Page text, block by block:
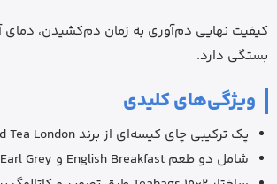
کیفیت نهایی دم‌آوری به زمان دم‌کشیدن، دمای
بستگی دارد.
ویژگی‌های کلیدی
پک ترکیبی چای کیسه‌ای از برند Ahmad Tea London
شامل دو طعم English Breakfast و Earl Grey